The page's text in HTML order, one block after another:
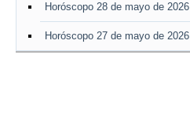
Horóscopo 28 de mayo de 2026
Horóscopo 27 de mayo de 2026